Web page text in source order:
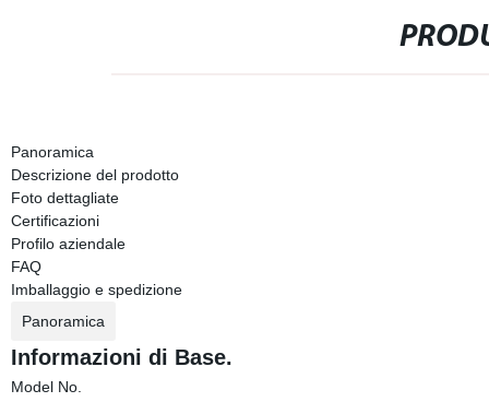
Panoramica
Descrizione del prodotto
Foto dettagliate
Certificazioni
Profilo aziendale
FAQ
Imballaggio e spedizione
Panoramica
Informazioni di Base.
Model No.